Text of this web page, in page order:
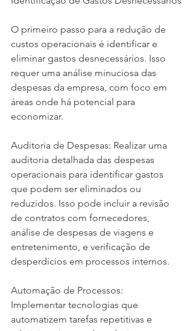
O primeiro passo para a redução de
custos operacionais é identificar e
eliminar gastos desnecessários. Isso
requer uma análise minuciosa das
despesas da empresa, com foco em
áreas onde há potencial para
economizar.
Auditoria de Despesas: Realizar uma
auditoria detalhada das despesas
operacionais para identificar gastos
que podem ser eliminados ou
reduzidos. Isso pode incluir a revisão
de contratos com fornecedores,
análise de despesas de viagens e
entretenimento, e verificação de
desperdícios em processos internos.
Automação de Processos:
Implementar tecnologias que
automatizem tarefas repetitivas e